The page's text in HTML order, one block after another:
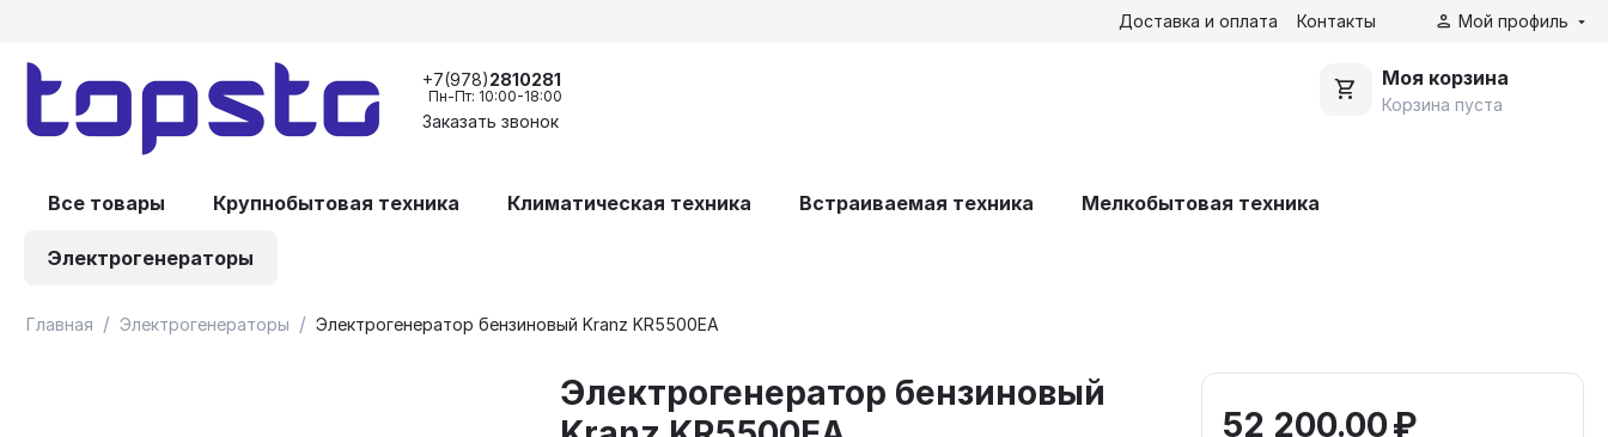
Доставка и оплата Контакты Мой профиль
+7(978)2810281
Пн-Пт: 10:00-18:00
Заказать звонок
Моя корзина
Корзина пуста
Все товары Крупнобытовая техника Климатическая техника Встраиваемая техника Мелкобытовая техника
Электрогенераторы
Главная / Электрогенераторы / Электрогенератор бензиновый Kranz KR5500EA
Электрогенератор бензиновый
52 200.00₽